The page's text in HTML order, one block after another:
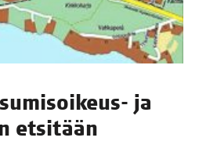
ja
etsi­tään